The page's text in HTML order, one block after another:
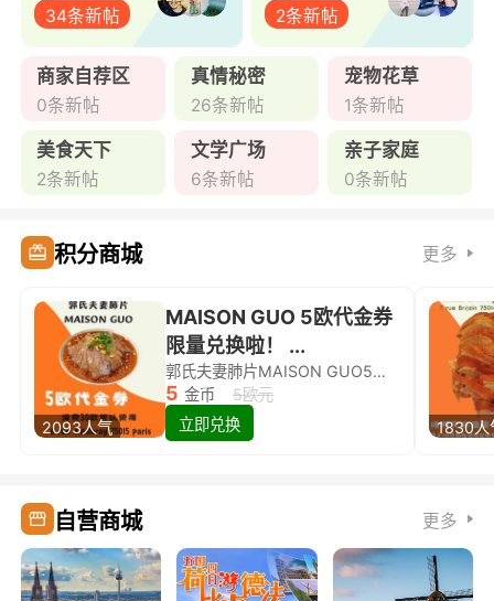
34条新帖 2条新帖
商家自荐区
0条新帖
真情秘密
26条新帖
宠物花草
1条新帖
美食天下
2条新帖
文学广场
6条新帖
亲子家庭
0条新帖
积分商城 更多
2093人气
MAISON GUO 5欧代金券
限量兑换啦！ ...
郭氏夫妻肺片MAISON GUO5欧代金券限量兑换啦！
5 金币
5欧元
立即兑换
1830人
自营商城 更多